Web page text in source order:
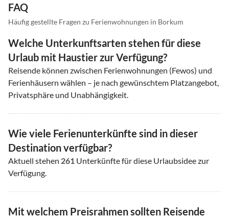
FAQ
Häufig gestellte Fragen zu Ferienwohnungen in Borkum
Welche Unterkunftsarten stehen für diese
Urlaub mit Haustier zur Verfügung?
Reisende können zwischen Ferienwohnungen (Fewos) und
Ferienhäusern wählen – je nach gewünschtem Platzangebot,
Privatsphäre und Unabhängigkeit.
Wie viele Ferienunterkünfte sind in dieser
Destination verfügbar?
Aktuell stehen 261 Unterkünfte für diese Urlaubsidee zur
Verfügung.
Mit welchem Preisrahmen sollten Reisende